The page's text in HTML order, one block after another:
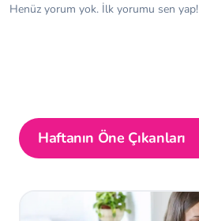
Henüz yorum yok. İlk yorumu sen yap!
Haftanın Öne Çıkanları